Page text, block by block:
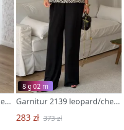
Garnitur 2139 chernyj/chernyj
8 g 02 m
Garnitur 2139 leopard/chernyj
283 zł 373 zł